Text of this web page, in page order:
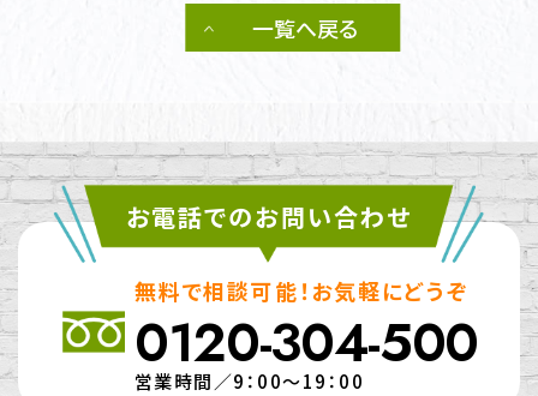
一覧へ戻る
お電話でのお問い合わせ
無料で相談可能！お気軽にどうぞ
0120-304-500
営業時間／9：00～19：00